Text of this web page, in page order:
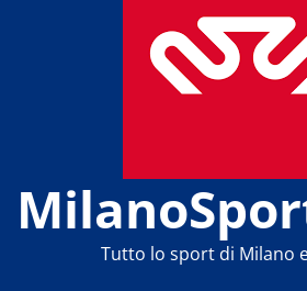
Tutto lo sport di Milano